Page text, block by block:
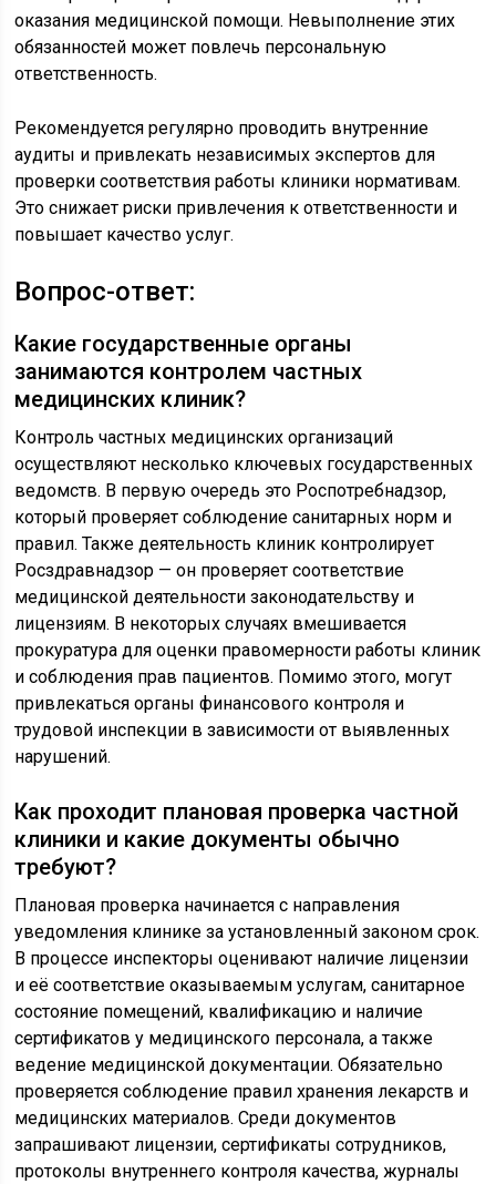
оказания медицинской помощи. Невыполнение этих
обязанностей может повлечь персональную
ответственность.
Рекомендуется регулярно проводить внутренние
аудиты и привлекать независимых экспертов для
проверки соответствия работы клиники нормативам.
Это снижает риски привлечения к ответственности и
повышает качество услуг.
Вопрос-ответ:
Какие государственные органы
занимаются контролем частных
медицинских клиник?
Контроль частных медицинских организаций
осуществляют несколько ключевых государственных
ведомств. В первую очередь это Роспотребнадзор,
который проверяет соблюдение санитарных норм и
правил. Также деятельность клиник контролирует
Росздравнадзор — он проверяет соответствие
медицинской деятельности законодательству и
лицензиям. В некоторых случаях вмешивается
прокуратура для оценки правомерности работы клиник
и соблюдения прав пациентов. Помимо этого, могут
привлекаться органы финансового контроля и
трудовой инспекции в зависимости от выявленных
нарушений.
Как проходит плановая проверка частной
клиники и какие документы обычно
требуют?
Плановая проверка начинается с направления
уведомления клинике за установленный законом срок.
В процессе инспекторы оценивают наличие лицензии
и её соответствие оказываемым услугам, санитарное
состояние помещений, квалификацию и наличие
сертификатов у медицинского персонала, а также
ведение медицинской документации. Обязательно
проверяется соблюдение правил хранения лекарств и
медицинских материалов. Среди документов
запрашивают лицензии, сертификаты сотрудников,
протоколы внутреннего контроля качества, журналы